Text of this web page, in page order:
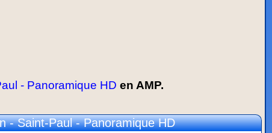
- Panoramique HD en AMP.
- Saint-Paul - Panoramique HD